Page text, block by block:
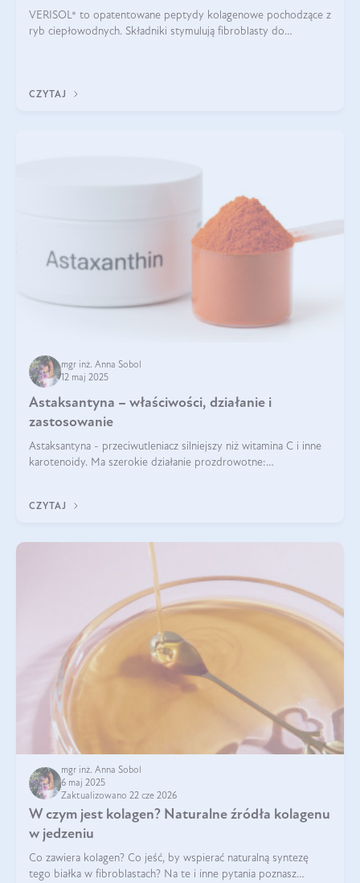
VERISOL® to opatentowane peptydy kolagenowe pochodzące z
ryb ciepłowodnych. Składniki stymulują fibroblasty do
CZYTAJ
mgr inż. Anna Sobol
12 maj 2025
Astaksantyna – właściwości, działanie i
zastosowanie
Astaksantyna - przeciwutleniacz silniejszy niż witamina C i inne
karotenoidy. Ma szerokie działanie prozdrowotne:
CZYTAJ
mgr inż. Anna Sobol
6 maj 2025
Zaktualizowano 22 cze 2026
W czym jest kolagen? Naturalne źródła kolagenu
w jedzeniu
Co zawiera kolagen? Co jeść, by wspierać naturalną syntezę
tego białka w fibroblastach? Na te i inne pytania poznasz